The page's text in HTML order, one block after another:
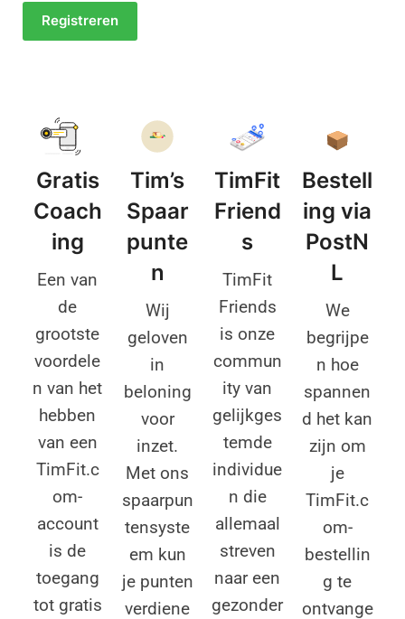
Registreren
Gratis
Coach
ing
Een van
de
grootste
voordele
n van het
hebben
van een
TimFit.c
om-
account
is de
toegang
tot gratis
Tim’s
Spaar
punte
n
Wij
geloven
in
beloning
voor
inzet.
Met ons
spaarpun
tensyste
em kun
je punten
verdiene
TimFit
Friend
s
TimFit
Friends
is onze
commun
ity van
gelijkges
temde
individue
n die
allemaal
streven
naar een
gezonder
Bestell
ing via
PostN
L
We
begrijpe
n hoe
spannen
d het kan
zijn om
je
TimFit.c
om-
bestellin
g te
ontvange